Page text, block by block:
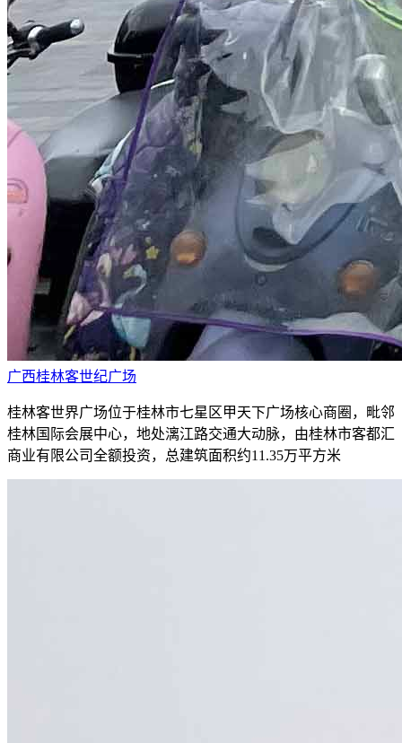
广西桂林客世纪广场
桂林客世界广场位于桂林市七星区甲天下广场核心商圈，毗邻
桂林国际会展中心，地处漓江路交通大动脉，由桂林市客都汇
商业有限公司全额投资，总建筑面积约11.35万平方米